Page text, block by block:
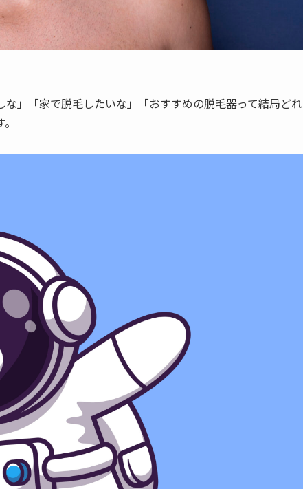
な」「家で脱毛したいな」「おすすめの脱毛器って結局どれ